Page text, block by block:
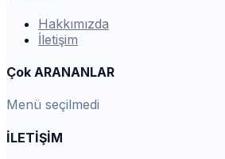
Hakkımızda
İletişim
Çok ARANANLAR
Menü seçilmedi
İLETİŞİM